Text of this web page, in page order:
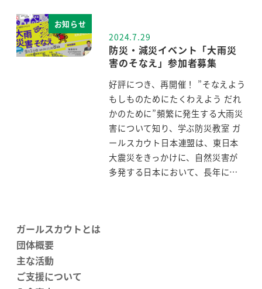
お知らせ
防災・減災イベント「大雨災
害のそなえ」参加者募集
好評につき、再開催！ ”そなえよう
もしものためにたくわえよう だれ
かのために”頻繁に発生する大雨災
害について知り、学ぶ防災教室 ガ
ールスカウト日本連盟は、東日本
大震災をきっかけに、自然災害が
多発する日本において、長年に…
投稿日
2024.7.29
ガールスカウトとは
団体概要
主な活動
ご支援について